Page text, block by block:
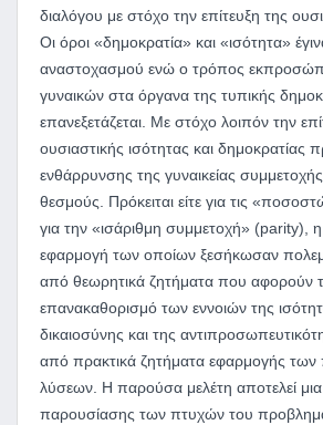
διαλόγου με στόχο την επίτευξη της
Οι όροι «δημοκρατία» και «ισότητα»
αναστοχασμού ενώ ο τρόπος
γυναικών στα όργανα της τυπικής
επανεξετάζεται. Με στόχο λοιπόν την
ουσιαστικής ισότητας και δημοκρατίας
ενθάρρυνσης της γυναικείας
θεσμούς. Πρόκειται είτε για τις
για την «ισάριθμη συμμετοχή» (parity), η
εφαρμογή των οποίων ξεσήκωσαν
από θεωρητικά ζητήματα που αφορούν
επανακαθορισμό των εννοιών της
δικαιοσύνης και της
από πρακτικά ζητήματα εφαρμογής των
λύσεων. Η παρούσα μελέτη αποτελεί
παρουσίασης των πτυχών του